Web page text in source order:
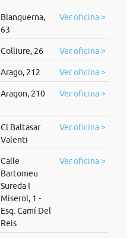
Blanquerna,
63
Ver oficina >
Colliure, 26 Ver oficina >
Arago, 212 Ver oficina >
Aragon, 210 Ver oficina >
Cl Baltasar
Valenti
Ver oficina >
Calle
Bartomeu
Sureda I
Miserol, 1 -
Esq. Camí Del
Reis
Ver oficina >